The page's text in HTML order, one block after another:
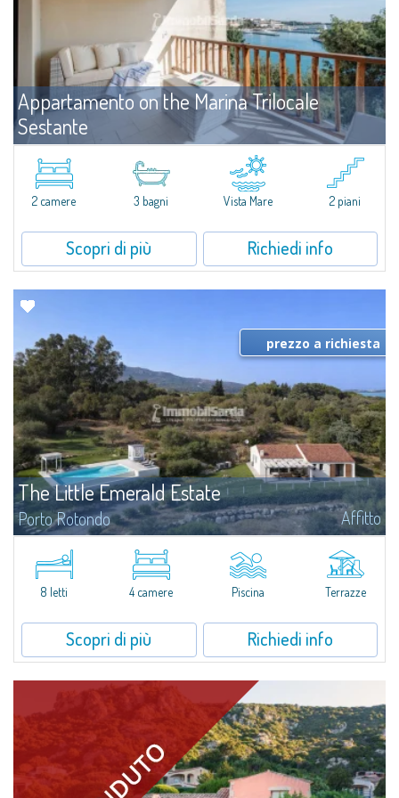
Appartamento on the Marina Trilocale
Sestante
Porto Cervo Affitto
​Esclusivo appartamento fronte mare su due livelli, nel cuore della Marina di
Porto Cervo.All’interno de Il Sestante, prestigioso complesso residenziale
immerso in un curato parco condominiale, questa proprietà...
2 camere 3 bagni Vista Mare 2 piani
Scopri di più Richiedi info
The Little Emerald Estate
Porto Rotondo Affitto
Porto RotondoNel cuore delle colline di Cugnana, a pochi minuti da Porto
Rotondo e dalle più belle spiagge della Costa Smeralda, proponiamo in...
prezzo a richiesta
8 letti 4 camere Piscina Terrazze
Scopri di più Richiedi info